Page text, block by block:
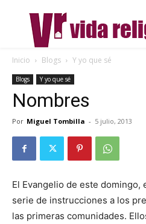
Inicio Blogs Y yo que sé
Blogs Y yo que sé
Nombres
Por Miguel Tombilla - 5 julio, 2013
El Evangelio de este domingo,
serie de instrucciones a los
las primeras comunidades.